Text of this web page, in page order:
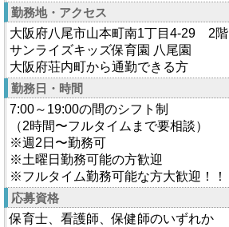
勤務地・アクセス
大阪府八尾市山本町南1丁目4-29 2階
サンライズキッズ保育園 八尾園
大阪府荘内町から通勤できる方
勤務日・時間
7:00～19:00の間のシフト制
（2時間〜フルタイムまで要相談）
※週2日〜勤務可
※土曜日勤務可能の方歓迎
※フルタイム勤務可能な方大歓迎！！
応募資格
保育士、看護師、保健師のいずれか